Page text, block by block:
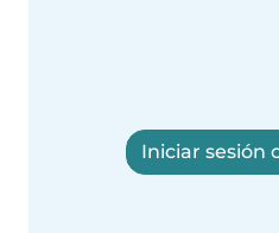
Iniciar sesión